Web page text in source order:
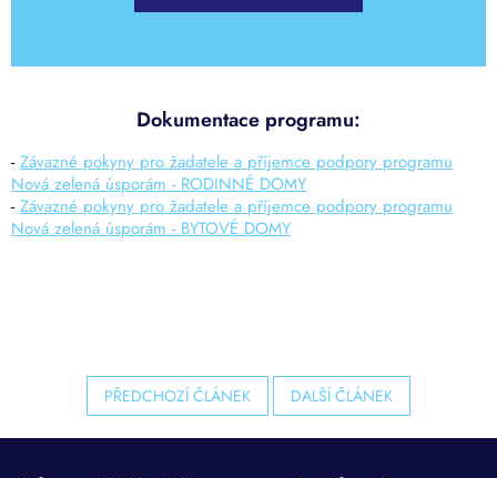
Dokumentace programu:
- Závazné pokyny pro žadatele a příjemce podpory programu
Nová zelená úsporám - RODINNÉ DOMY
- Závazné pokyny pro žadatele a příjemce podpory programu
Nová zelená úsporám - BYTOVÉ DOMY
PŘEDCHOZÍ ČLÁNEK DALŠÍ ČLÁNEK